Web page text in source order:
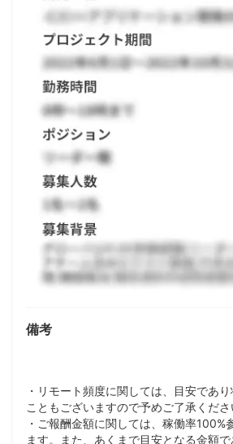
備考
・リモート頻度に関しては、目安であ
こともございますので予めご了承くださ
・ご報酬金額に関しては、稼働率100%
ます。また、あくまで目安となる金額